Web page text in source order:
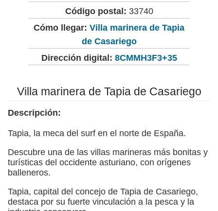
Código postal: 33740
Cómo llegar: Villa marinera de Tapia
de Casariego
Dirección digital: 8CMMH3F3+35
Villa marinera de Tapia de Casariego
Descripción:
Tapia, la meca del surf en el norte de España.
Descubre una de las villas marineras más bonitas y
turísticas del occidente asturiano, con orígenes
balleneros.
Tapia, capital del concejo de Tapia de Casariego,
destaca por su fuerte vinculación a la pesca y la